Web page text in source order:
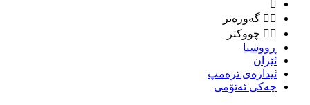
گەورەتر
چووکتر
ڕووسیا
ئێران
ئیدارەی ترەمپ
چەکی ئەتۆمی